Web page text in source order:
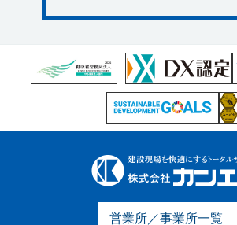
営業所／事業所一覧